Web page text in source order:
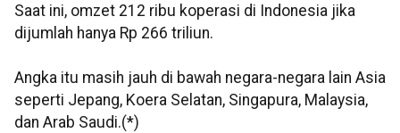
Saat ini, omzet 212 ribu koperasi di Indonesia jika
dijumlah hanya Rp 266 triliun.
Angka itu masih jauh di bawah negara-negara lain Asia
seperti Jepang, Koera Selatan, Singapura, Malaysia,
dan Arab Saudi.(*)